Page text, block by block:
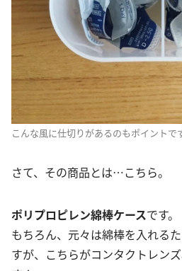
こんな風に仕切りがあるのもポイントで
さて、その商品とは…こちら。
ポリプロピレン綿棒ケースです。
もちろん、元々は綿棒を入れる
すが、こちらがコンタクトレン